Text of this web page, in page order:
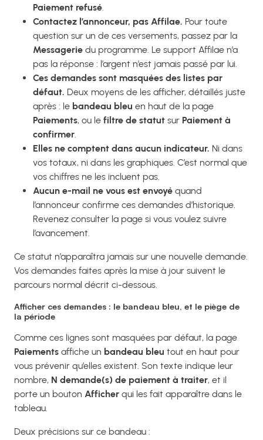
Paiement refusé.
Contactez l’annonceur, pas Affilae. Pour toute
question sur un de ces versements, passez par la
Messagerie du programme. Le support Affilae n’a
pas la réponse : l’argent n’est jamais passé par lui.
Ces demandes sont masquées des listes par
défaut. Deux moyens de les afficher, détaillés juste
après : le bandeau bleu en haut de la page
Paiements, ou le filtre de statut sur Paiement à
confirmer.
Elles ne comptent dans aucun indicateur. Ni dans
vos totaux, ni dans les graphiques. C’est normal que
vos chiffres ne les incluent pas.
Aucun e-mail ne vous est envoyé quand
l’annonceur confirme ces demandes d’historique.
Revenez consulter la page si vous voulez suivre
l’avancement.
Ce statut n’apparaîtra jamais sur une nouvelle demande.
Vos demandes faites après la mise à jour suivent le
parcours normal décrit ci-dessous.
Afficher ces demandes : le bandeau bleu, et le piège de
la période
Comme ces lignes sont masquées par défaut, la page
Paiements affiche un bandeau bleu tout en haut pour
vous prévenir qu’elles existent. Son texte indique leur
nombre, N demande(s) de paiement à traiter, et il
porte un bouton Afficher qui les fait apparaître dans le
tableau.
Deux précisions sur ce bandeau :